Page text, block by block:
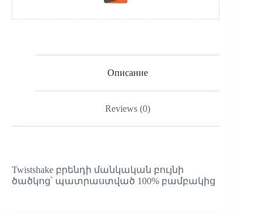
Описание
Reviews (0)
Twistshake բրենդի մանկական բույնի
ծածկոց՝ պատրաստված 100% բամբակից